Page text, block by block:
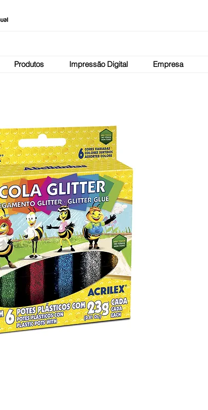
Produtos Impressão Digital Empresa